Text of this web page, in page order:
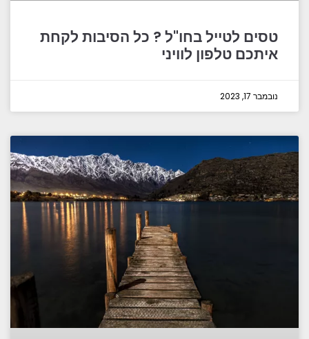
טסים לטייל בחו"ל ? כל הסיבות לקחת
איתכם טלפון לוויני
נובמבר 17, 2023